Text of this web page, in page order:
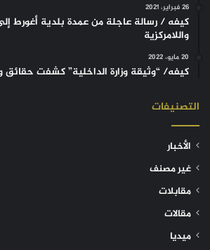
26 فبراير، 2021
كيفه / رسالة عاجلة من عمدة بلدية أغورط إلى
واللامركزية
20 مايو، 2022
كيفه/ “وثيقة وزارة الداخلية” كشفت
التصنيفات
الأخبار
غير مصنف
مقابلات
مقالات
ميديا